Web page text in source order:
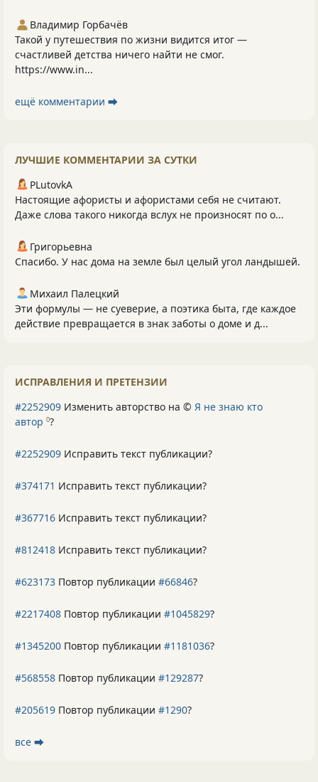
Владимир Горбачёв
Такой у путешествия по жизни видится итог —
счастливей детства ничего найти не смог.
https://www.in...
ещё комментарии ⮕
ЛУЧШИЕ КОММЕНТАРИИ ЗА СУТКИ
PLutоvkА
Настоящие афористы и афористами себя не считают.
Даже слова такого никогда вслух не произносят по о...
Григорьевна
Спасибо. У нас дома на земле был целый угол ландышей.
Михаил Палецкий
Эти формулы — не суеверие, а поэтика быта, где каждое
действие превращается в знак заботы о доме и д...
ИСПРАВЛЕНИЯ И ПРЕТЕНЗИИ
#2252909 Изменить авторство на © Я не знаю кто
автор 0?
#2252909 Исправить текст публикации?
#374171 Исправить текст публикации?
#367716 Исправить текст публикации?
#812418 Исправить текст публикации?
#623173 Повтор публикации #66846?
#2217408 Повтор публикации #1045829?
#1345200 Повтор публикации #1181036?
#568558 Повтор публикации #129287?
#205619 Повтор публикации #1290?
все ⮕